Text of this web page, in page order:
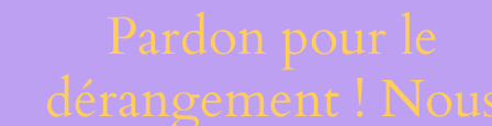
Pardon pour le
dérangement !